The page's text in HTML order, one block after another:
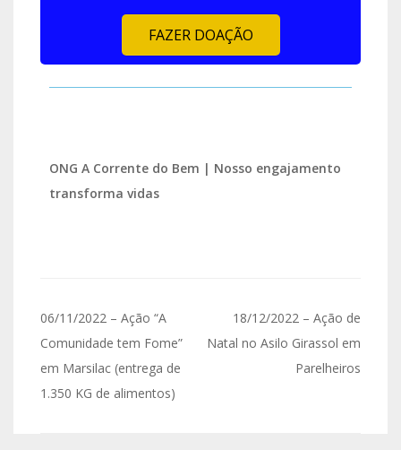
FAZER DOAÇÃO
ONG A Corrente do Bem | Nosso engajamento
transforma vidas
06/11/2022 – Ação “A
Comunidade tem Fome”
em Marsilac (entrega de
1.350 KG de alimentos)
18/12/2022 – Ação de
Natal no Asilo Girassol em
Parelheiros